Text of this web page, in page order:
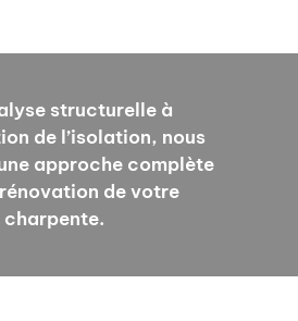
structurelle à
de l’isolation, nous
approche complète
de votre
charpente.